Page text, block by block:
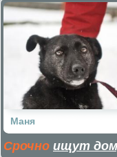
Маня
Срочно ищут